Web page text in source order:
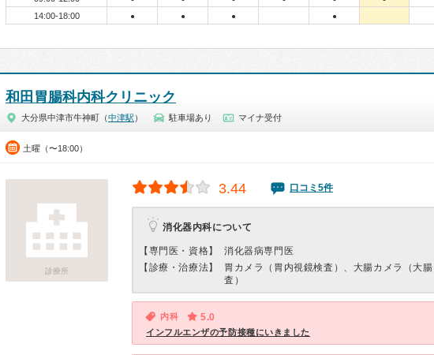
14:00-18:00 ● ● ● ●
和田胃腸科内科クリニック
大分県中津市牛神町（中津駅 ） 駐車場あり マイナ受付
土曜（〜18:00）
診療所
3.44 口コミ5件
消化器内科について
【専門医・資格】
消化器病専門医
【診療・治療法】
胃カメラ（胃内視鏡検査）、大腸カメラ（大
査）
内科 5.0
インフルエンザの予防接種にいきました